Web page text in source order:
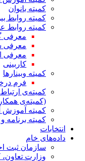
کمیته بانوان
کمیته روابط
کمیته روابط
معرفی
معرفی
معرفی
کاربینی
کمیته وبینارها
فرم
کمیته‌ی
(کمیته‌ی
کمیته آموزش
کمیته برنامه و
انتخابات
داده‌های خام
سازمان ثبت
وزارت تعاون،